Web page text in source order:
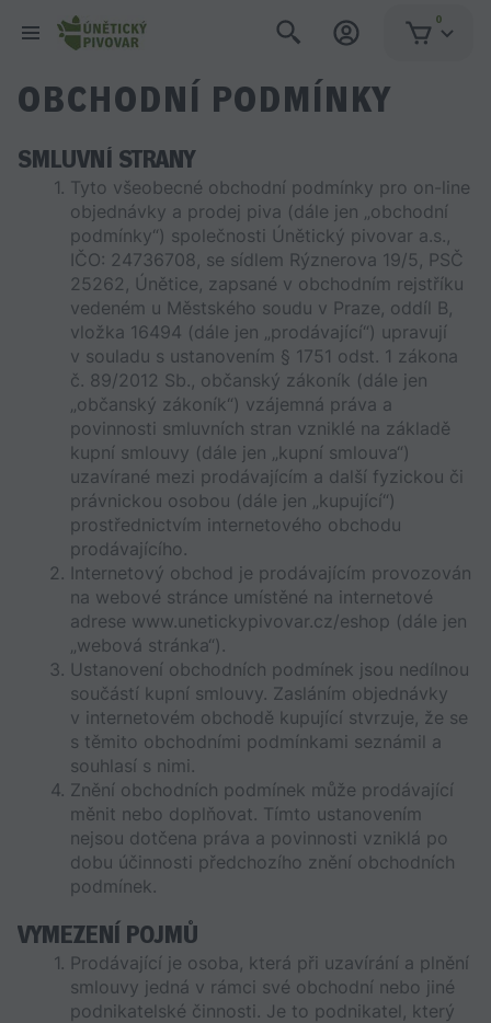
0
OBCHODNÍ PODMÍNKY
SMLUVNÍ STRANY
Tyto všeobecné obchodní podmínky pro on-line
objednávky a prodej piva (dále jen „obchodní
podmínky“) společnosti Únětický pivovar a.s.,
IČO: 24736708, se sídlem Rýznerova 19/5, PSČ
25262, Únětice, zapsané v obchodním rejstříku
vedeném u Městského soudu v Praze, oddíl B,
vložka 16494 (dále jen „prodávající“) upravují
v souladu s ustanovením § 1751 odst. 1 zákona
č. 89/2012 Sb., občanský zákoník (dále jen
„občanský zákoník“) vzájemná práva a
povinnosti smluvních stran vzniklé na základě
kupní smlouvy (dále jen „kupní smlouva“)
uzavírané mezi prodávajícím a další fyzickou či
právnickou osobou (dále jen „kupující“)
prostřednictvím internetového obchodu
prodávajícího.
Internetový obchod je prodávajícím provozován
na webové stránce umístěné na internetové
adrese www.unetickypivovar.cz/eshop (dále jen
„webová stránka“).
Ustanovení obchodních podmínek jsou nedílnou
součástí kupní smlouvy. Zasláním objednávky
v internetovém obchodě kupující stvrzuje, že se
s těmito obchodními podmínkami seznámil a
souhlasí s nimi.
Znění obchodních podmínek může prodávající
měnit nebo doplňovat. Tímto ustanovením
nejsou dotčena práva a povinnosti vzniklá po
dobu účinnosti předchozího znění obchodních
podmínek.
VYMEZENÍ POJMŮ
Prodávající je osoba, která při uzavírání a plnění
smlouvy jedná v rámci své obchodní nebo jiné
podnikatelské činnosti. Je to podnikatel, který